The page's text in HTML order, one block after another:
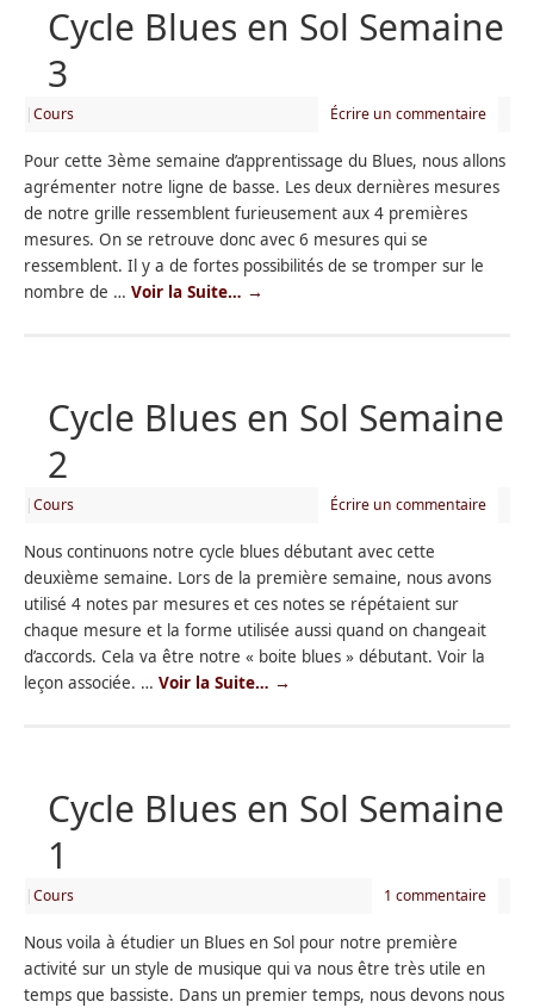
Cycle Blues en Sol Semaine
3
|Cours Écrire un commentaire
Pour cette 3ème semaine d’apprentissage du Blues, nous allons
agrémenter notre ligne de basse. Les deux dernières mesures
de notre grille ressemblent furieusement aux 4 premières
mesures. On se retrouve donc avec 6 mesures qui se
ressemblent. Il y a de fortes possibilités de se tromper sur le
nombre de …Voir la Suite… →
Cycle Blues en Sol Semaine
2
|Cours Écrire un commentaire
Nous continuons notre cycle blues débutant avec cette
deuxième semaine. Lors de la première semaine, nous avons
utilisé 4 notes par mesures et ces notes se répétaient sur
chaque mesure et la forme utilisée aussi quand on changeait
d’accords. Cela va être notre « boite blues » débutant. Voir la
leçon associée. …Voir la Suite… →
Cycle Blues en Sol Semaine
1
|Cours 1 commentaire
Nous voila à étudier un Blues en Sol pour notre première
activité sur un style de musique qui va nous être très utile en
temps que bassiste. Dans un premier temps, nous devons nous